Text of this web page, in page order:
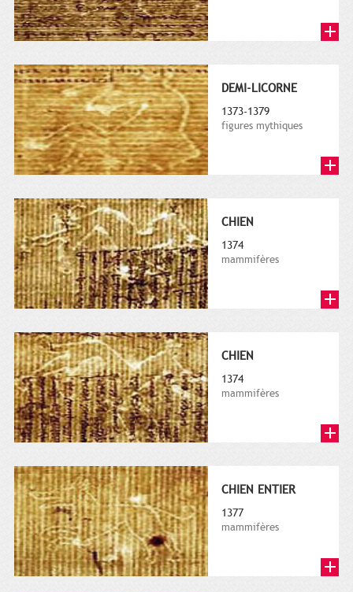
DEMI-LICORNE
1373-1379
figures mythiques
CHIEN
1374
mammifères
CHIEN
1374
mammifères
CHIEN ENTIER
1377
mammifères